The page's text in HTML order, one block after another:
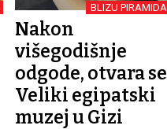
BLIZU PIRAMIDA
Nakon
višegodišnje
odgode, otvara se
Veliki egipatski
muzej u Gizi